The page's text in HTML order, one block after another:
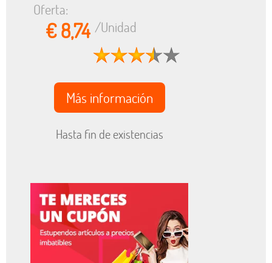
Oferta:
€ 8,74 /Unidad
Más información
Hasta fin de existencias